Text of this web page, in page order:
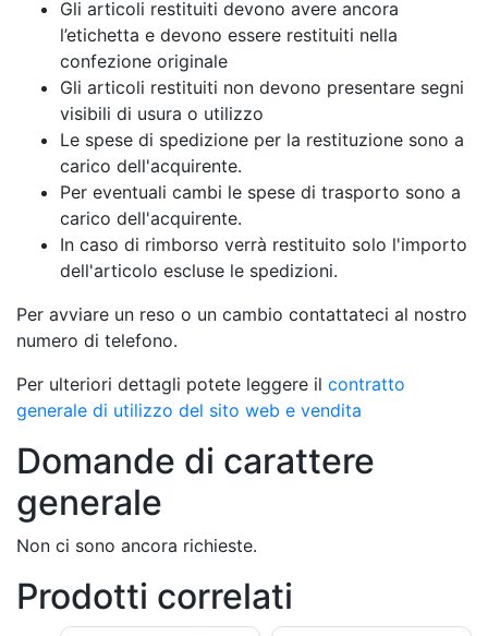
Gli articoli restituiti devono avere ancora
l’etichetta e devono essere restituiti nella
confezione originale
Gli articoli restituiti non devono presentare segni
visibili di usura o utilizzo
Le spese di spedizione per la restituzione sono a
carico dell'acquirente.
Per eventuali cambi le spese di trasporto sono a
carico dell'acquirente.
In caso di rimborso verrà restituito solo l'importo
dell'articolo escluse le spedizioni.
Per avviare un reso o un cambio contattateci al nostro
numero di telefono.
Per ulteriori dettagli potete leggere il contratto
generale di utilizzo del sito web e vendita
Domande di carattere
generale
Non ci sono ancora richieste.
Prodotti correlati